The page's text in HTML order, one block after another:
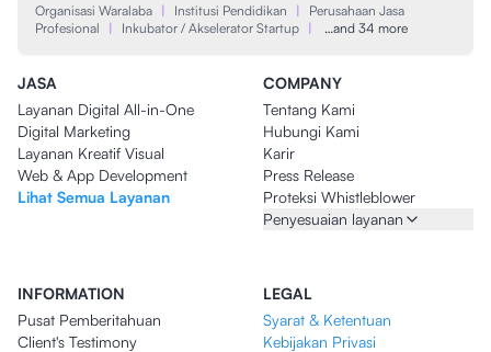
Organisasi Waralaba | Institusi Pendidikan |
Perusahaan Jasa
Profesional
| Inkubator / Akselerator Startup | …and 34 more
JASA
Layanan Digital All-in-One
Digital Marketing
Layanan Kreatif Visual
Web & App Development
Lihat Semua Layanan
COMPANY
Tentang Kami
Hubungi Kami
Karir
Press Release
Proteksi Whistleblower
Penyesuaian layanan
INFORMATION
Pusat Pemberitahuan
Client's Testimony
LEGAL
Syarat & Ketentuan
Kebijakan Privasi